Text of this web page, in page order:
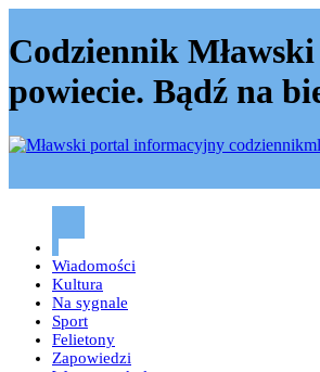
Codziennik
powiecie. Bądź na
Codziennik mławski
Wiadomości
Kultura
Na sygnale
Sport
Felietony
Zapowiedzi